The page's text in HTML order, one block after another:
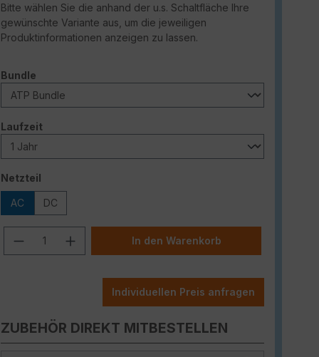
Bitte wählen Sie die anhand der u.s. Schaltfläche Ihre
gewünschte Variante aus, um die jeweiligen
Produktinformationen anzeigen zu lassen.
Bundle
Laufzeitauswählen
Netzteil
AC DC
Produkt Anzahl: Gib den
In den Warenkorb
Individuellen Preis anfragen
ZUBEHÖR DIREKT MITBESTELLEN